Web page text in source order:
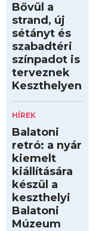
Bővül a
strand, új
sétányt és
szabadtéri
színpadot is
terveznek
Keszthelyen
HÍREK
Balatoni
retró: a nyár
kiemelt
kiállítására
készül a
keszthelyi
Balatoni
Múzeum